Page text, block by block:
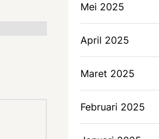
Mei 2025
April 2025
Maret 2025
Februari 2025